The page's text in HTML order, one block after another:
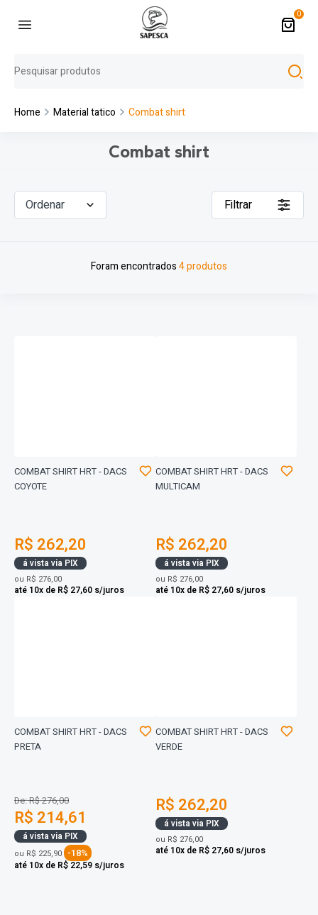
0
Home Material tatico Combat shirt
Combat shirt
Foram encontrados4 produtos
Filtrar
Ordenar
COMBAT SHIRT HRT - DACS
COYOTE
R$ 262,20
á vista via PIX
ou R$ 276,00
até 10x de R$ 27,60 s/juros
COMBAT SHIRT HRT - DACS
MULTICAM
R$ 262,20
á vista via PIX
ou R$ 276,00
até 10x de R$ 27,60 s/juros
COMBAT SHIRT HRT - DACS
PRETA
De: R$ 276,00
R$ 214,61
á vista via PIX
ou R$ 225,90 -18%
até 10x de R$ 22,59 s/juros
COMBAT SHIRT HRT - DACS
VERDE
R$ 262,20
á vista via PIX
ou R$ 276,00
até 10x de R$ 27,60 s/juros